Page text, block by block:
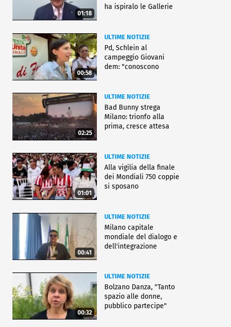
01:18
ha ispiralo le Gallerie
00:58
ULTIME NOTIZIE
Pd, Schlein al
campeggio Giovani
dem: "conoscono
02:25
ULTIME NOTIZIE
Bad Bunny strega
Milano: trionfo alla
prima, cresce attesa
01:01
ULTIME NOTIZIE
Alla vigilia della finale
dei Mondiali 750 coppie
si sposano
00:41
ULTIME NOTIZIE
Milano capitale
mondiale del dialogo e
dell'integrazione
00:32
ULTIME NOTIZIE
Bolzano Danza, "Tanto
spazio alle donne,
pubblico partecipe"